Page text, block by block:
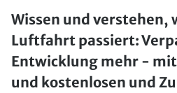
Wissen und verstehen,
Luftfahrt passiert:
Entwicklung mehr -
und kostenlosen und